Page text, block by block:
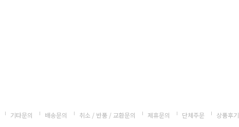
기타문의 배송문의 취소 / 반품 / 교환문의 제휴문의 단체주문 상품후기